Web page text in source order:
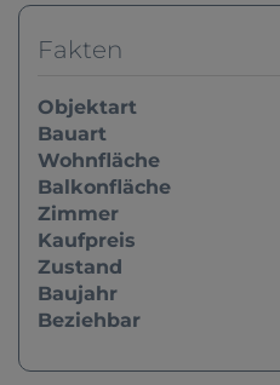
Fakten
Objektart
Bauart
Wohnfläche
Balkonfläche
Zimmer
Kaufpreis
Zustand
Baujahr
Beziehbar